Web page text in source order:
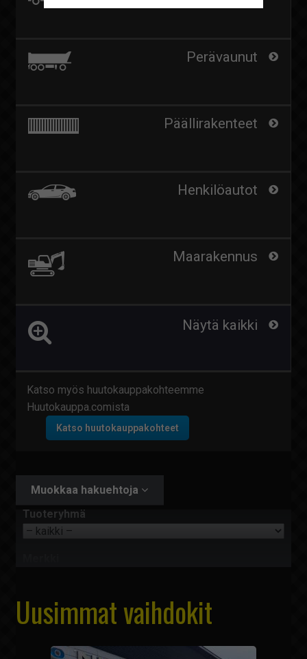
Perävaunut
Päällirakenteet
Henkilöautot
Maarakennus
Näytä kaikki
Katso myös huutokauppakohteemme
Huutokauppa.comista
Katso huutokauppakohteet
Muokkaa hakuehtoja
Tuoteryhmä
Sijainti
0-360000 €
Uusimmat vaihdokit